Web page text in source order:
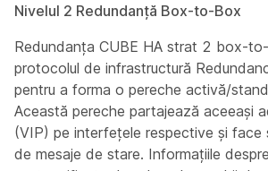
Nivelul 2 Redundanță Box-to-Box
Redundanța CUBE HA strat 2 box-
protocolul de infrastructură
pentru a forma o pereche activă/
Această pereche partajează aceeași
(VIP) pe interfețele respective și face
de mesaje de stare. Informațiile